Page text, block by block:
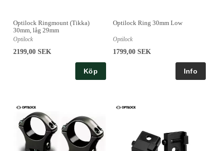
Optilock Ringmount (Tikka)
30mm, låg 29mm
Optilock
2199,00 SEK
Köp
Optilock Ring 30mm Low
Optilock
1799,00 SEK